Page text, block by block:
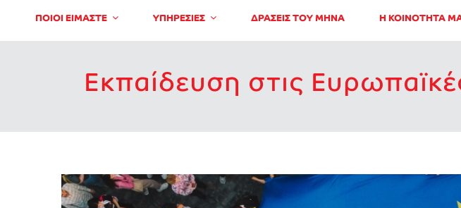
ΠΟΙΟΙ ΕΙΜΑΣΤΕ ΥΠΗΡΕΣΙΕΣ ΔΡΑΣΕΙΣ ΤΟΥ ΜΗΝΑ Η ΚΟΙΝΟΤΗΤΑ
Εκπαίδευση στις